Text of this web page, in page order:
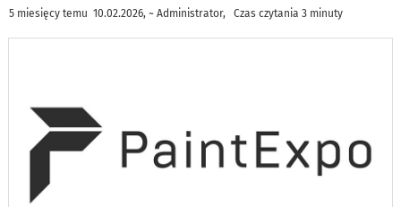
5 miesięcy temu 10.02.2026, ~ Administrator, Czas czytania 3 minuty